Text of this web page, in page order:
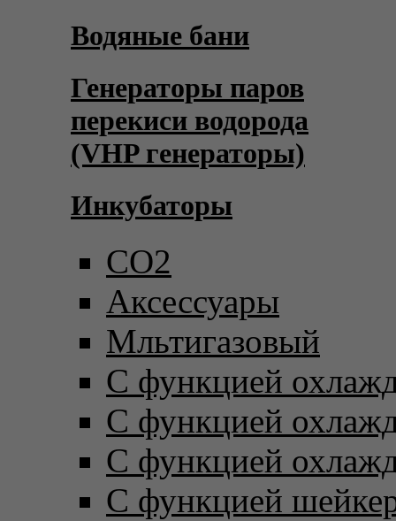
Водяные бани
Генераторы паров
перекиси водорода
(VHP генераторы)
Инкубаторы
CO2
Аксессуары
Мльтигазовый
С функцией
С функцией
С функцией
С функцией